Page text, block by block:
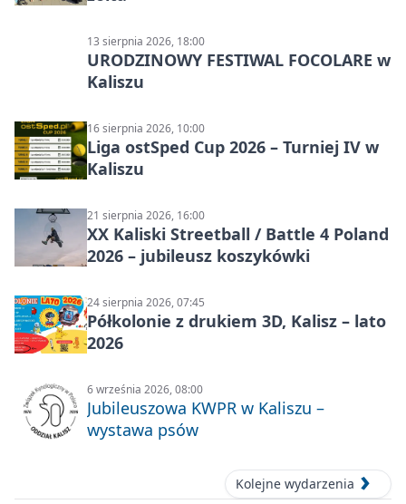
13 sierpnia 2026, 18:00
URODZINOWY FESTIWAL FOCOLARE w
Kaliszu
16 sierpnia 2026, 10:00
Liga ostSped Cup 2026 – Turniej IV w
Kaliszu
21 sierpnia 2026, 16:00
XX Kaliski Streetball / Battle 4 Poland
2026 – jubileusz koszykówki
24 sierpnia 2026, 07:45
Półkolonie z drukiem 3D, Kalisz – lato
2026
6 września 2026, 08:00
Jubileuszowa KWPR w Kaliszu –
wystawa psów
Kolejne wydarzenia